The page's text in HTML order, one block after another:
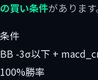
の買い条件があります
条件
BB -3σ以下 +
100%勝率